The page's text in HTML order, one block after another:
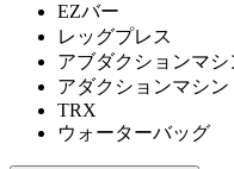
EZバー
レッグプレス
アブダクションマシ
アダクションマシン
TRX
ウォーターバッグ